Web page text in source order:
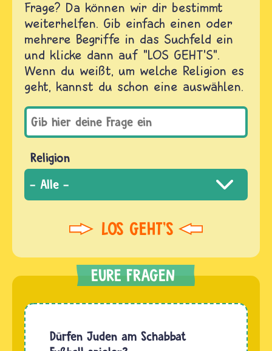
Frage? Da können wir dir bestimmt
weiterhelfen. Gib einfach einen oder
mehrere Begriffe in das Suchfeld ein
und klicke dann auf "LOS GEHT'S".
Wenn du weißt, um welche Religion es
geht, kannst du schon eine auswählen.
Religion
Dürfen Juden am Schabbat